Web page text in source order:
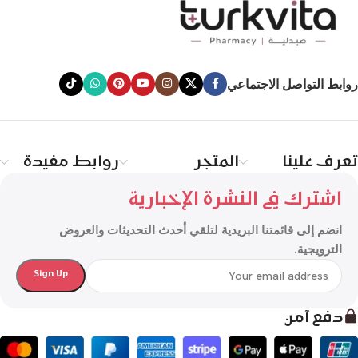
روابط التواصل الاجتماعي
تعرف علينا المتجر روابط مفيدة
اشترك في النشرة الإخبارية
انضم إلى قائمتنا البريدية لتلقي أحدث التحديثات والعروض
الترويجية.
دفع آمن